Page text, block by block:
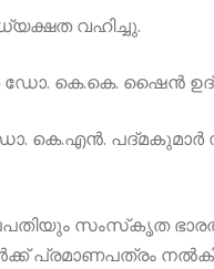
വഹിച്ചു.
ഡോ. കെ.കെ. ഷൈൻ
കെ.എൻ. പദ്മകുമാർ
സംസ്‌കൃത
പ്രമാണപത്രം